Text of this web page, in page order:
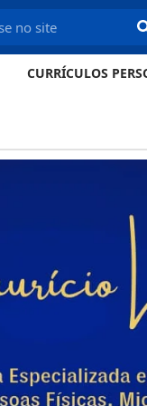
CURRÍCULOS